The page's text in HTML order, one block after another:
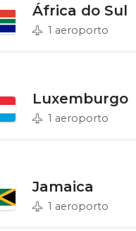
África do Sul
1 aeroporto
Luxemburgo
1 aeroporto
Jamaica
1 aeroporto